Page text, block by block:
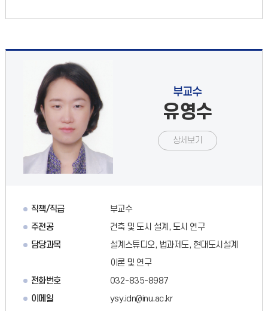
부교수
유영수
상세보기
직책/직급
부교수
주전공
건축 및 도시 설계, 도시 연구
담당과목
설계스튜디오, 법과제도, 현대도시설계
이론 및 연구
전화번호
032-835-8987
이메일
ysy.idn@inu.ac.kr